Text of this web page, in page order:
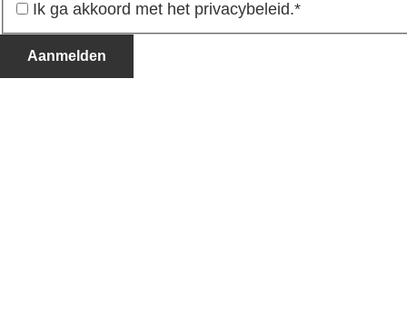
Ik ga akkoord met het privacybeleid.*
Aanmelden